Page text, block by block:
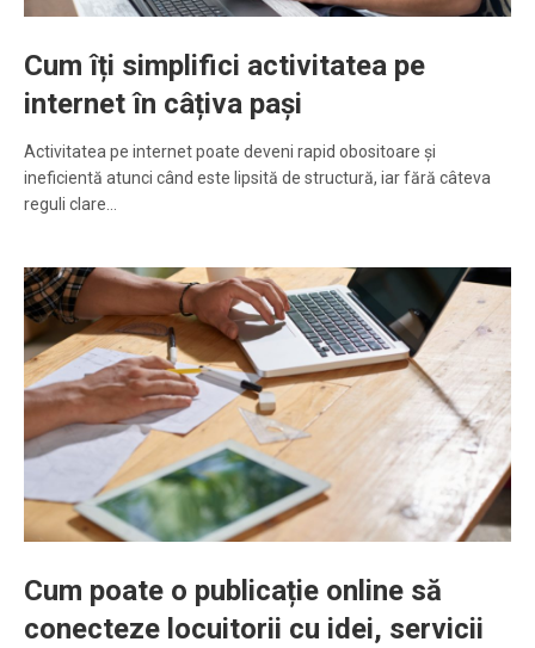
Cum îți simplifici activitatea pe
internet în câțiva pași
Activitatea pe internet poate deveni rapid obositoare și
ineficientă atunci când este lipsită de structură, iar fără câteva
reguli clare…
Cum poate o publicație online să
conecteze locuitorii cu idei, servicii